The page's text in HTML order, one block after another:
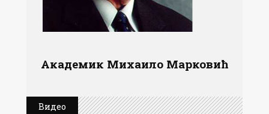
Академик Михаило Марковић
Видео